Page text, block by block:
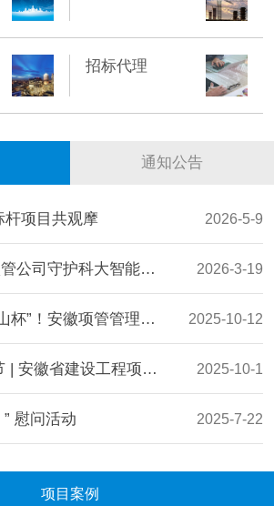
招标代理
通知公告
杆项目共观摩 2026-5-9
全程护航！安徽项管公司守护科大智能数字能源基地开工 2026-3-19
两个项目荣获 “黄山杯”！安徽项管管理效能再获认可 2025-10-12
焕新启程 共庆双节 | 安徽省建设工程项目管理有限公司乔迁志喜 2025-10-1
慰问活动 2025-7-22
合肥城建第一批次拟建地块工程监理-3标段项目获业主表彰
2025-4-11
项目案例